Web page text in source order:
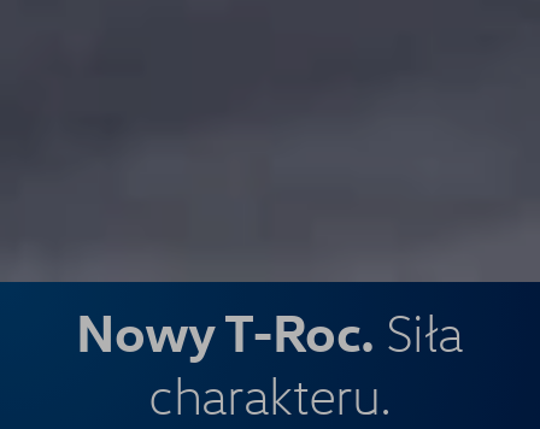
Nowy T-Roc. Siła
charakteru.